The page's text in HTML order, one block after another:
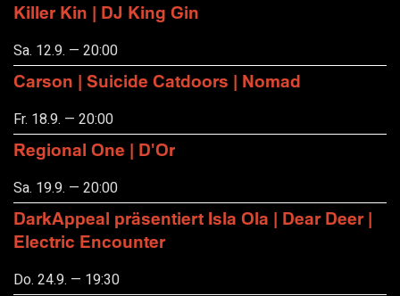
Killer Kin | DJ King Gin
Sa. 12.9. — 20:00
Carson | Suicide Catdoors | Nomad
Fr. 18.9. — 20:00
Regional One | D'Or
Sa. 19.9. — 20:00
DarkAppeal präsentiert Isla Ola | Dear Deer |
Electric Encounter
Do. 24.9. — 19:30